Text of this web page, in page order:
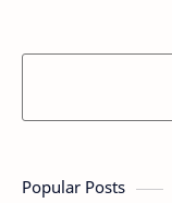
Popular Posts